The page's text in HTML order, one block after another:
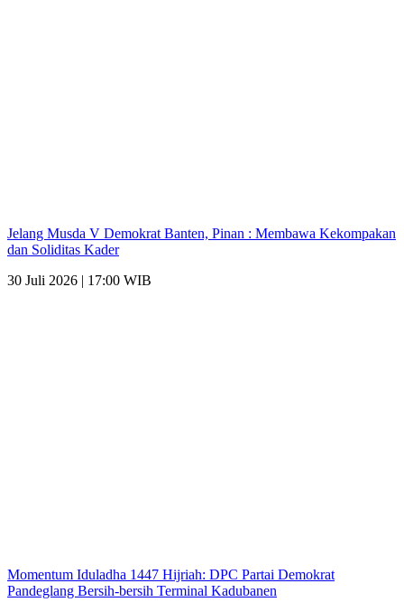
Jelang Musda V Demokrat Banten, Pinan : Membawa Kekompakan
dan Soliditas Kader
30 Juli 2026 | 17:00 WIB
Momentum Iduladha 1447 Hijriah: DPC Partai Demokrat
Pandeglang Bersih-bersih Terminal Kadubanen